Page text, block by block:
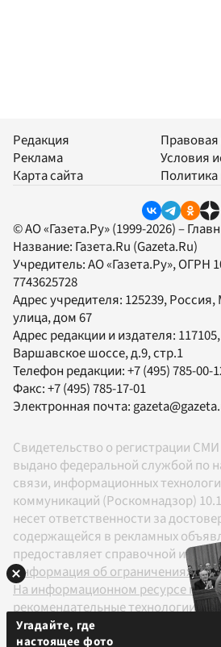
Редакция
Реклама
Карта сайта
Условия
© АО «Газета.Ру» (1999-2026) –
Название: Газета.Ru (Gazeta.Ru)
Учредитель:АО «Газета.Ру», ОГРН
7743625728
Адрес учредителя: 125239,
улица, дом 67
Адрес редакции и издателя: 117105
Варшавское шоссе, д.9, стр.1
Телефон редакции:+7 (495) 785-00-
Факс:+7 (495) 785-17-01
Электронная почта:
Свидетельство о регистрации
выдано федеральной службой по
связи, информационных
коммуникаций (Роскомнадзор)
несет ответственности за
содержащейся в рекламных
предоставляет справочной
Информация об ограничениях
На информационном ресурсе
рекомендательные технологии в
Правилами
Угадайте, где
настоящее фото